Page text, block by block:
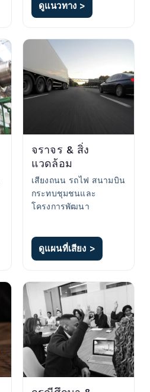
ดูแนวทาง >
จราจร & สิ่ง
แวดล้อม
เสียงถนน รถไฟ สนามบิน
กระทบชุมชนและ
โครงการพัฒนา
ดูแผนที่เสียง >